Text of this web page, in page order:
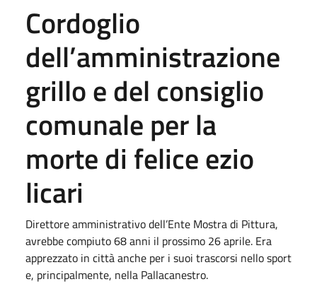
Cordoglio
dell’amministrazione
grillo e del consiglio
comunale per la
morte di felice ezio
licari
Direttore amministrativo dell’Ente Mostra di Pittura,
avrebbe compiuto 68 anni il prossimo 26 aprile. Era
apprezzato in città anche per i suoi trascorsi nello sport
e, principalmente, nella Pallacanestro.